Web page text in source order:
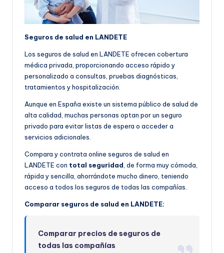
Seguros de salud en LANDETE
Los seguros de salud en LANDETE ofrecen cobertura
médica privada, proporcionando acceso rápido y
personalizado a consultas, pruebas diagnósticas,
tratamientos y hospitalización.
Aunque en España existe un sistema público de salud de
alta calidad, muchas personas optan por un seguro
privado para evitar listas de espera o acceder a
servicios adicionales.
Compara y contrata online seguros de salud en
LANDETE con total seguridad, de forma muy cómoda,
rápida y sencilla, ahorrándote mucho dinero, teniendo
acceso a todos los seguros de todas las compañías.
Comparar seguros de salud en LANDETE:
Comparar precios de seguros de
todas las compañías